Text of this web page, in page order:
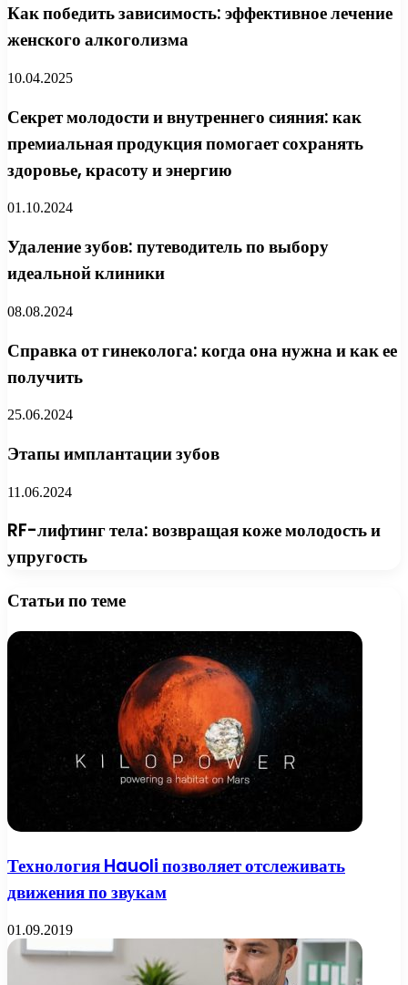
Как победить зависимость: эффективное лечение
женского алкоголизма
10.04.2025
Секрет молодости и внутреннего сияния: как
премиальная продукция помогает сохранять
здоровье, красоту и энергию
01.10.2024
Удаление зубов: путеводитель по выбору
идеальной клиники
08.08.2024
Справка от гинеколога: когда она нужна и как ее
получить
25.06.2024
Этапы имплантации зубов
11.06.2024
RF-лифтинг тела: возвращая коже молодость и
упругость
Статьи по теме
Технология Hauoli позволяет отслеживать
движения по звукам
01.09.2019